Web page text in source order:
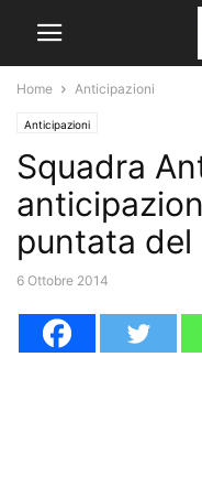
Home Anticipazioni
Anticipazioni
Squadra
puntata
6 Ottobre 2014